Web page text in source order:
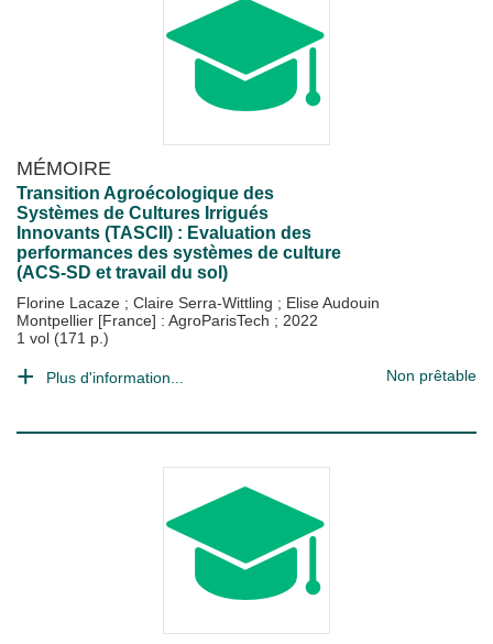
MÉMOIRE
Transition Agroécologique des
Systèmes de Cultures Irrigués
Innovants (TASCII) : Evaluation des
performances des systèmes de culture
(ACS-SD et travail du sol)
Florine Lacaze ; Claire Serra-Wittling ; Elise Audouin
Montpellier [France] : AgroParisTech ; 2022
1 vol (171 p.)
Plus d'information... Non prêtable